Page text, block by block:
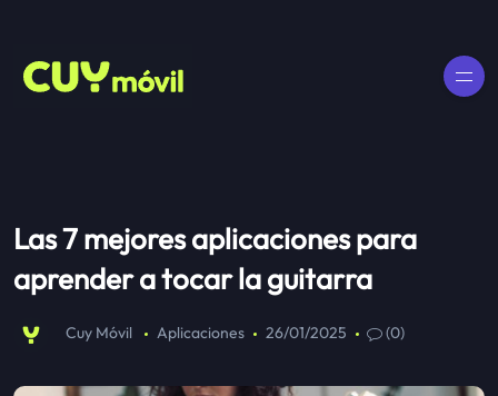
Las 7 mejores aplicaciones para
aprender a tocar la guitarra
Cuy Móvil Aplicaciones 26/01/2025 (0)